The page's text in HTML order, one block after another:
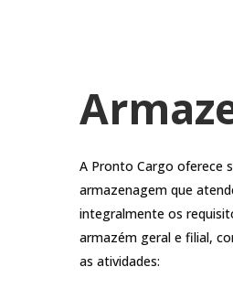
A Pronto Cargo oferece
armazenagem que
integralmente os
armazém geral e filial,
as atividades: